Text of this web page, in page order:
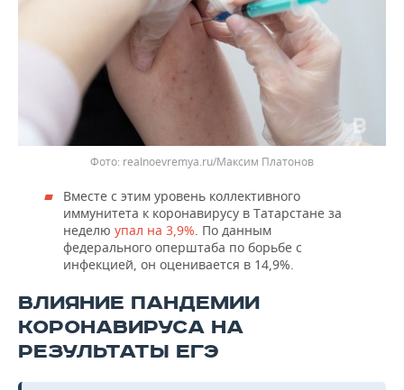
realnoevremya.ru/Максим Платонов
Вместе с этим уровень коллективного
иммунитета к коронавирусу в Татарстане за
неделю упал на 3,9%. По данным
федерального оперштаба по борьбе с
инфекцией, он оценивается в 14,9%.
ВЛИЯНИЕ ПАНДЕМИИ
КОРОНАВИРУСА НА
РЕЗУЛЬТАТЫ ЕГЭ